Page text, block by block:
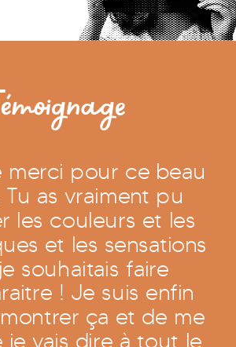
merci pour ce beau
Tu as vraiment pu
les couleurs et les
et les sensations
souhaitais faire
! Je suis enfin
ça et de me
je vais dire à tout le